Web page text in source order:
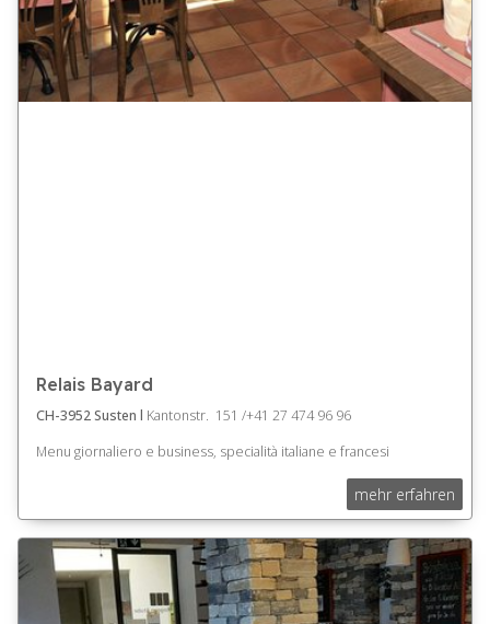
Relais Bayard
CH-3952 Susten l Kantonstr. 151 /+41 27 474 96 96
Menu giornaliero e business, specialità italiane e francesi
mehr erfahren